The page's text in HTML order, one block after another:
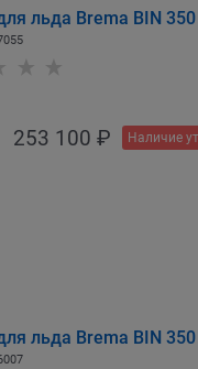
льда Brema BIN
253 100 ₽ Наличие
льда Brema BIN